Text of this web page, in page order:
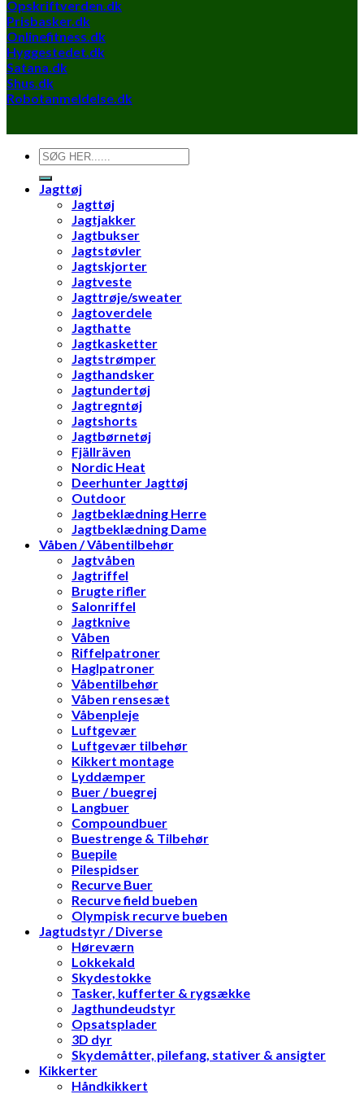
Opskriftverden.dk
Prisbasker.dk
Onlinefitness.dk
Hyggestedet.dk
Satana.dk
Shus.dk
Robotanmeldelse.dk
Søg
efter:
Jagttøj
Jagttøj
Jagtjakker
Jagtbukser
Jagtstøvler
Jagtskjorter
Jagtveste
Jagttrøje/sweater
Jagtoverdele
Jagthatte
Jagtkasketter
Jagtstrømper
Jagthandsker
Jagtundertøj
Jagtregntøj
Jagtshorts
Jagtbørnetøj
Fjällräven
Nordic Heat
Deerhunter Jagttøj
Outdoor
Jagtbeklædning Herre
Jagtbeklædning Dame
Våben / Våbentilbehør
Jagtvåben
Jagtriffel
Brugte rifler
Salonriffel
Jagtknive
Våben
Riffelpatroner
Haglpatroner
Våbentilbehør
Våben rensesæt
Våbenpleje
Luftgevær
Luftgevær tilbehør
Kikkert montage
Lyddæmper
Buer / buegrej
Langbuer
Compoundbuer
Buestrenge & Tilbehør
Buepile
Pilespidser
Recurve Buer
Recurve field bueben
Olympisk recurve bueben
Jagtudstyr / Diverse
Høreværn
Lokkekald
Skydestokke
Tasker, kufferter & rygsække
Jagthundeudstyr
Opsatsplader
3D dyr
Skydemåtter, pilefang, stativer & ansigter
Kikkerter
Håndkikkert